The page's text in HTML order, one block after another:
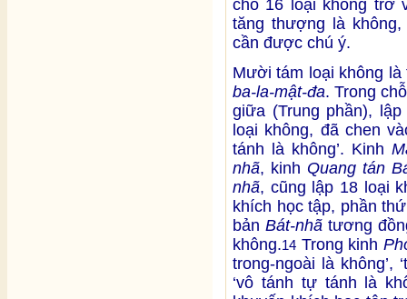
chỗ 16 loại không trở
tăng thượng là không,
cần được chú ý.
Mười tám loại không
ba-la-mật-đa. Trong
giữa (Trung phần),
loại không, đã chen
tánh là không’. Kinh
nhã, kinh Quang tán
nhã, cũng lập 18 loại
khích học tập, phần
bảnBát-nhã tương
không.14 Trong kinh
trong-ngoài là không’,
‘vô tánh tự tánh là